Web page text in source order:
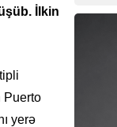
İlkin
Puerto
yerə